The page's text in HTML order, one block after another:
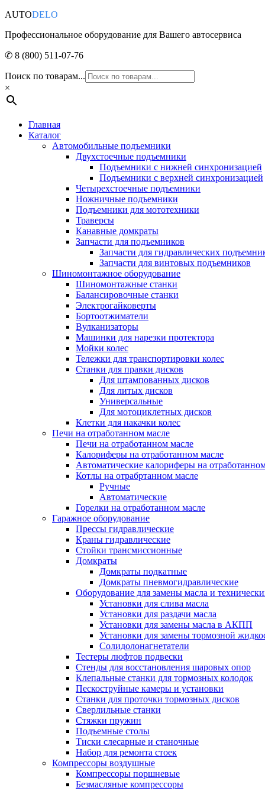
AUTODELO
Профессиональное оборудование для Вашего автосервиса
✆ 8 (800) 511-07-76
Поиск по товарам...
×
Главная
Каталог
Автомобильные подъемники
Двухстоечные подъемники
Подъемники с нижней синхронизацией
Подъемники с верхней синхронизацией
Четырехстоечные подъемники
Ножничные подъемники
Подъемники для мототехники
Траверсы
Канавные домкраты
Запчасти для подъемников
Запчасти для гидравлических
Запчасти для винтовых подъемников
Шиномонтажное оборудование
Шиномонтажные станки
Балансировочные станки
Электрогайковерты
Бортоотжиматели
Вулканизаторы
Машинки для нарезки протектора
Мойки колес
Тележки для транспортировки колес
Станки для правки дисков
Для штампованных дисков
Для литых дисков
Универсальные
Для мотоциклетных дисков
Клетки для накачки колес
Печи на отработанном масле
Печи на отработанном масле
Калориферы на отработанном масле
Автоматические калориферы на
Котлы на отрабртанном масле
Ручные
Автоматические
Горелки на отработанном масле
Гаражное оборудование
Прессы гидравлические
Краны гидравлические
Стойки трансмиссионные
Домкраты
Домкраты подкатные
Домкраты пневмогидравлические
Оборудование для замены масла и
Установки для слива масла
Установки для раздачи масла
Установки для замены масла в АКПП
Установки для замены тормозной
Солидолонагнетатели
Тестеры люфтов подвески
Стенды для восстановления шаровых опор
Клепальные станки для тормозных колодок
Пескоструйные камеры и установки
Станки для проточки тормозных дисков
Сверлильные станки
Стяжки пружин
Подъемные столы
Тиски слесарные и станочные
Набор для ремонта стоек
Компрессоры воздушные
Компрессоры поршневые
Безмасляные компрессоры